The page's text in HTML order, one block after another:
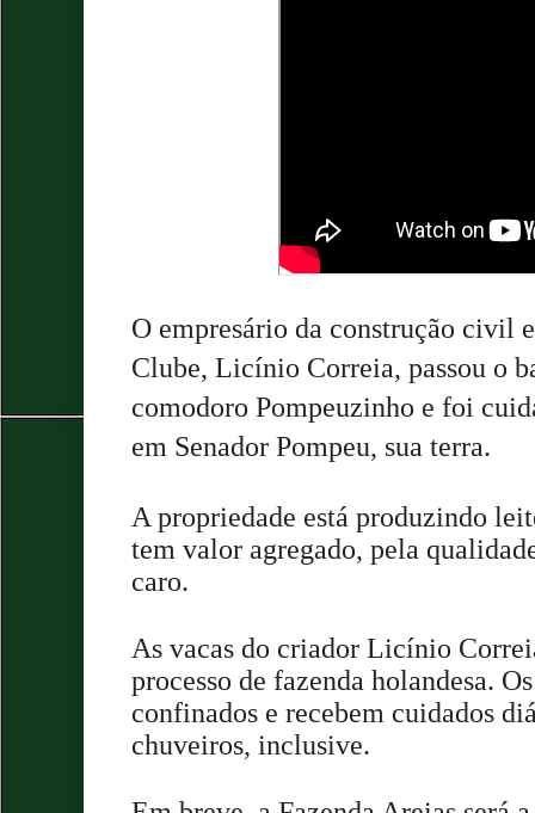
O empresário da construção civil
Clube, Licínio Correia, passou o
comodoro Pompeuzinho e foi
em Senador Pompeu, sua terra.
A propriedade está produzindo
tem valor agregado, pela
caro.
As vacas do criador Licínio
processo de fazenda holandesa.
confinados e recebem cuidados
chuveiros, inclusive.